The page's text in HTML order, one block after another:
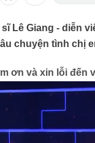
Lê Giang - diễn
chuyện tình chị
ơn và xin lỗi đến